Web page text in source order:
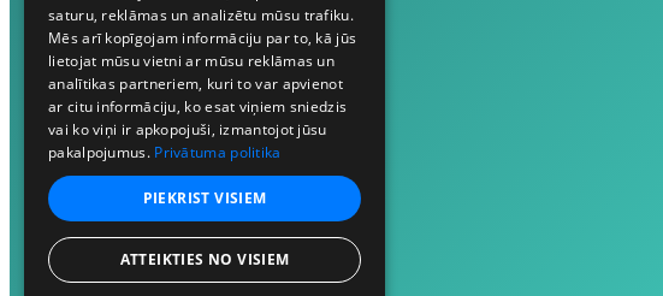
saturu, reklāmas un analizētu mūsu trafiku.
Mēs arī kopīgojam informāciju par to, kā jūs
lietojat mūsu vietni ar mūsu reklāmas un
analītikas partneriem, kuri to var apvienot
ar citu informāciju, ko esat viņiem sniedzis
vai ko viņi ir apkopojuši, izmantojot jūsu
pakalpojumus. Privātuma politika
PIEKRIST VISIEM
ATTEIKTIES NO VISIEM